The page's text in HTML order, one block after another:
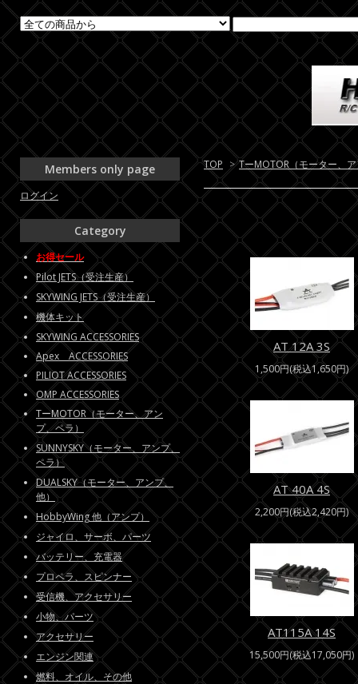
TOP > TーMOTOR（モーター、
AT 12A 3S
1,500円(税込1,650円)
AT 40A 4S
2,200円(税込2,420円)
AT115A 14S
15,500円(税込17,050円)
Members only page
ログイン
Category
お得セール
Pilot JETS（受注生産）
SKYWING JETS（受注生産）
機体キット
SKYWING ACCESSORIES
Apex ACCESSORIES
PILIOT ACCESSORIES
OMP ACCESSORIES
TーMOTOR（モーター、アン
プ、ペラ）
SUNNYSKY（モーター、アンプ、
ペラ）
DUALSKY（モーター、アンプ、
他）
HobbyWing 他（アンプ）
ジャイロ、サーボ、パーツ
バッテリー、充電器
プロペラ、スピンナー
受信機、アクセサリー
小物、パーツ
アクセサリー
エンジン関連
燃料、オイル、その他